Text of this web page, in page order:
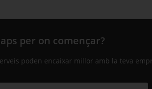
per on començar?
poden encaixar millor amb la teva